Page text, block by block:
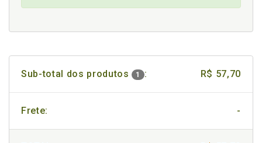
Sub-total dos produtos 1 : R$ 57,70
Frete: -